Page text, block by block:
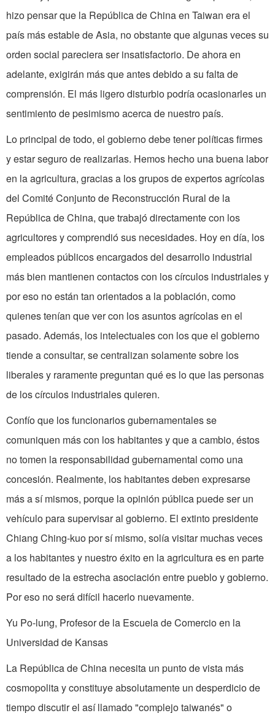
hizo pensar que la República de China en Taiwan era el
país más estable de Asia, no obstante que algunas veces su
orden social pareciera ser insatisfactorio. De ahora en
adelante, exigirán más que antes debido a su falta de
comprensión. El más ligero disturbio podría ocasionarles un
sentimiento de pesimismo acerca de nuestro país.
Lo principal de todo, el gobierno debe tener políticas firmes
y estar seguro de realizarlas. Hemos hecho una buena labor
en la agricultura, gracias a los grupos de expertos agrícolas
del Comité Conjunto de Reconstrucción Rural de la
República de China, que trabajó directamente con los
agricultores y comprendió sus necesidades. Hoy en día, los
empleados públicos encargados del desarrollo industrial
más bien mantienen contactos con los círculos industriales y
por eso no están tan orientados a la población, como
quienes tenían que ver con los asuntos agrícolas en el
pasado. Además, los intelectuales con los que el gobierno
tiende a consultar, se centralizan solamente sobre los
liberales y raramente preguntan qué es lo que las personas
de los círculos industriales quieren.
Confío que los funcionarios gubernamentales se
comuniquen más con los habitantes y que a cambio, éstos
no tomen la responsabilidad gubernamental como una
concesión. Realmente, los habitantes deben expresarse
más a sí mismos, porque la opinión pública puede ser un
vehículo para supervisar al gobierno. El extinto presidente
Chiang Ching-kuo por sí mismo, solía visitar muchas veces
a los habitantes y nuestro éxito en la agricultura es en parte
resultado de la estrecha asociación entre pueblo y gobierno.
Por eso no será difícil hacerlo nuevamente.
Yu Po-lung, Profesor de la Escuela de Comercio en la
Universidad de Kansas
La República de China necesita un punto de vista más
cosmopolita y constituye absolutamente un desperdicio de
tiempo discutir el así llamado "complejo taiwanés" o